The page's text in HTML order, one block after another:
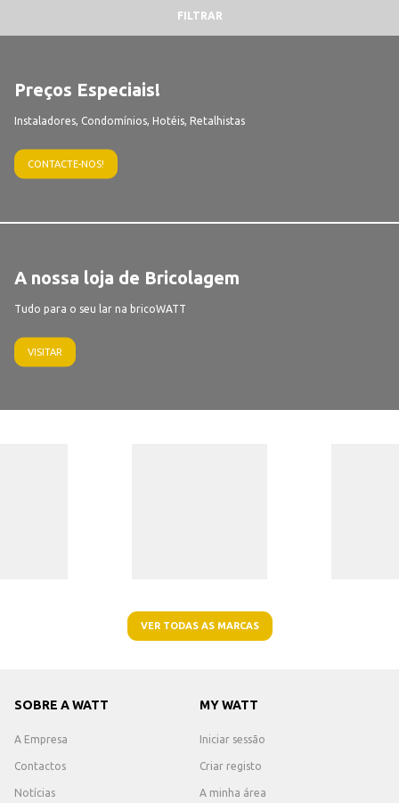
FILTRAR
Preços Especiais!
Instaladores, Condomínios, Hotéis, Retalhistas
CONTACTE-NOS!
A nossa loja de Bricolagem
Tudo para o seu lar na bricoWATT
VISITAR
VER TODAS AS MARCAS
SOBRE A WATT
A Empresa
Contactos
Notícias
MY WATT
Iniciar sessão
Criar registo
A minha área